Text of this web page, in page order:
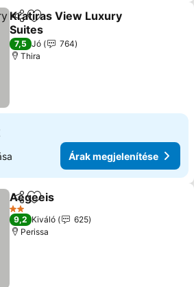
Megosztás
Hozzáadás a kedvencekhez
Kratiras View Luxury
Suites
7,5 Jó
764
Thira
Árak megjelenítése
MegosztásHozzáadás a kedvencekhez
Aegeeis
2 Kategória
9,2 Kiváló
625
Perissa